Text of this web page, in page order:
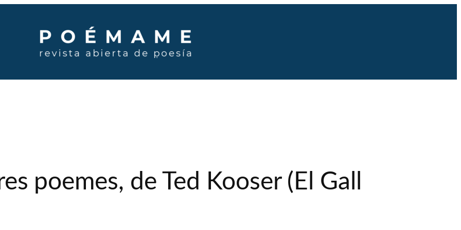
poemes, de Ted Kooser (El Gall